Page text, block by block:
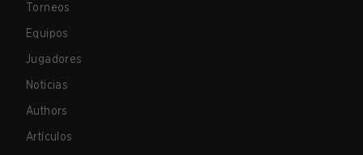
Torneos
Equipos
Jugadores
Noticias
Authors
Artículos